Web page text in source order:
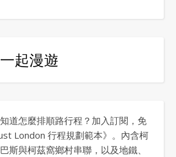
起漫遊
道怎麼排順路行程？加入訂閱，免
London 行程規劃範本》。內含柯
斯與柯茲窩鄉村串聯，以及地鐵、